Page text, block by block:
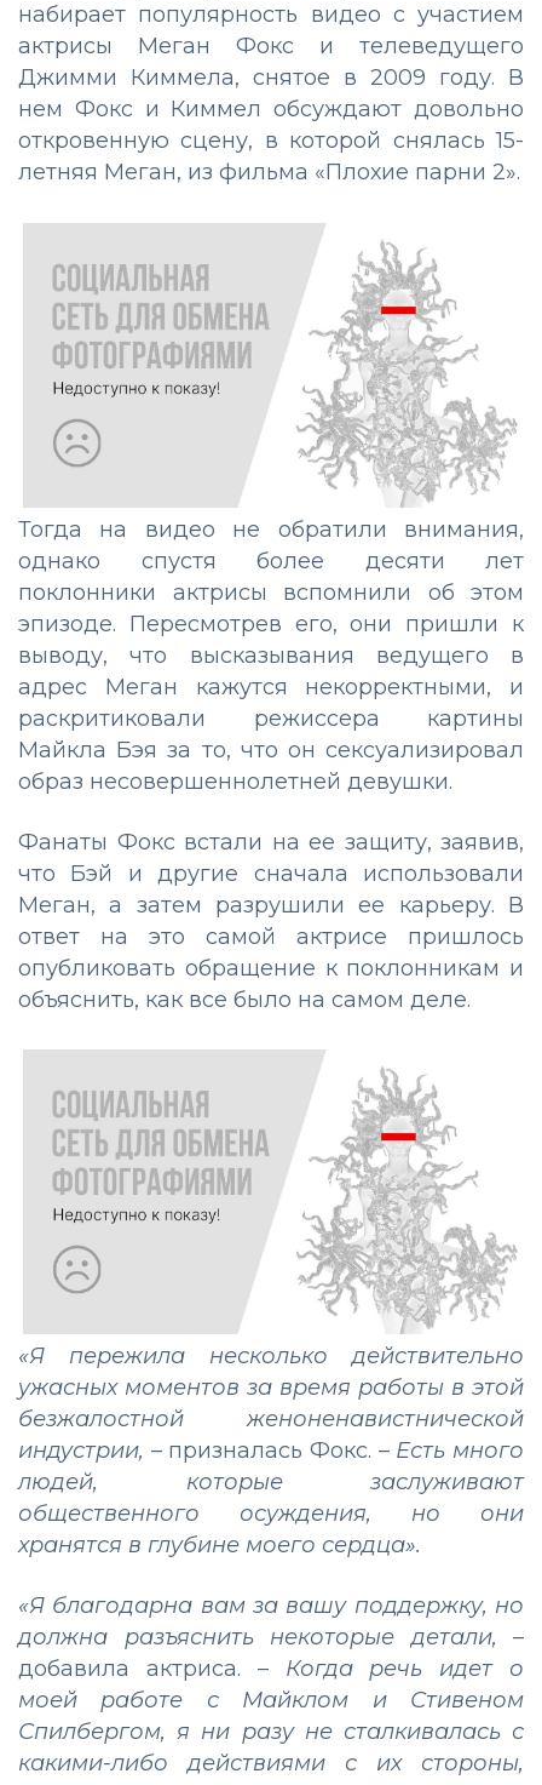
набирает популярность видео с участием
актрисы Меган Фокс и телеведущего
Джимми Киммела, снятое в 2009 году. В
нем Фокс и Киммел обсуждают довольно
откровенную сцену, в которой снялась 15-
летняя Меган, из фильма «Плохие парни 2».
Тогда на видео не обратили внимания,
однако спустя более десяти лет
поклонники актрисы вспомнили об этом
эпизоде. Пересмотрев его, они пришли к
выводу, что высказывания ведущего в
адрес Меган кажутся некорректными, и
раскритиковали режиссера картины
Майкла Бэя за то, что он сексуализировал
образ несовершеннолетней девушки.
Фанаты Фокс встали на ее защиту, заявив,
что Бэй и другие сначала использовали
Меган, а затем разрушили ее карьеру. В
ответ на это самой актрисе пришлось
опубликовать обращение к поклонникам и
объяснить, как все было на самом деле.
«Я пережила несколько действительно
ужасных моментов за время работы в этой
безжалостной женоненавистнической
индустрии, – призналась Фокс. – Есть много
людей, которые заслуживают
общественного осуждения, но они
хранятся в глубине моего сердца».
«Я благодарна вам за вашу поддержку, но
должна разъяснить некоторые детали, –
добавила актриса. – Когда речь идет о
моей работе с Майклом и Стивеном
Спилбергом, я ни разу не сталкивалась с
какими-либо действиями с их стороны,